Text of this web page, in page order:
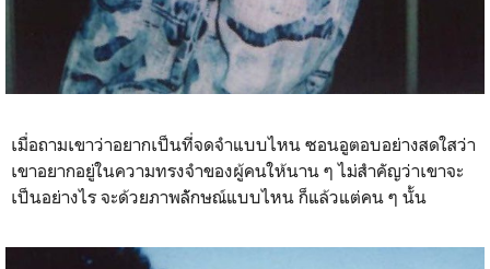
เมื่อถามเขาว่าอยากเป็นที่จดจำแบบไหน ซอนอูตอบอย่างสดใสว่า
เขาอยากอยู่ในความทรงจำของผู้คนให้นาน ๆ ไม่สำคัญว่าเขาจะ
เป็นอย่างไร จะด้วยภาพลัักษณ์​แบบไหน ก็แล้วแต่คน ๆ นั้น